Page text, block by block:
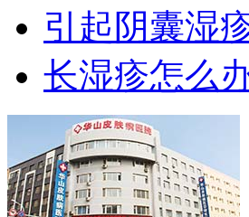
引起阴囊湿
长湿疹怎么